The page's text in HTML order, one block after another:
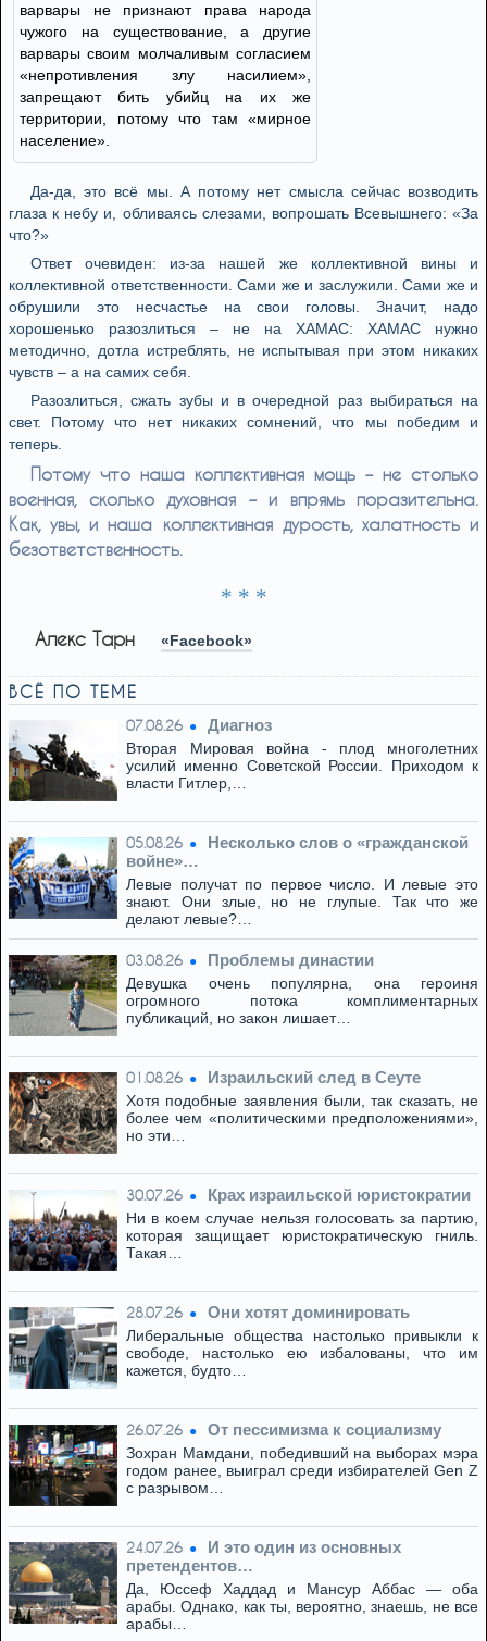
варвары не признают права народа
чужого на существование, а другие
варвары своим молчаливым согласием
«непротивления злу насилием»,
запрещают бить убийц на их же
территории, потому что там «мирное
население».
Да-да, это всё мы. А потому нет смысла сейчас возводить
глаза к небу и, обливаясь слезами, вопрошать Всевышнего: «За
что?»
Ответ очевиден: из-за нашей же коллективной вины и
коллективной ответственности. Сами же и заслужили. Сами же и
обрушили это несчастье на свои головы. Значит, надо
хорошенько разозлиться – не на ХАМАС: ХАМАС нужно
методично, дотла истреблять, не испытывая при этом никаких
чувств – а на самих себя.
Разозлиться, сжать зубы и в очередной раз выбираться на
свет. Потому что нет никаких сомнений, что мы победим и
теперь.
Потому что наша коллективная мощь – не столько
военная, сколько духовная – и впрямь поразительна.
Как, увы, и наша коллективная дурость, халатность и
безответственность.
* * *
Алекс Тарн «Facebook»
ВСЁ ПО ТЕМЕ
07.08.26 Диагноз
Вторая Мировая война - плод многолетних
усилий именно Советской России. Приходом к
власти Гитлер,…
05.08.26
Несколько слов о «гражданской
войне»…
Левые получат по первое число. И левые это
знают. Они злые, но не глупые. Так что же
делают левые?…
03.08.26 Проблемы династии
Девушка очень популярна, она героиня
огромного потока комплиментарных
публикаций, но закон лишает…
01.08.26 Израильский след в Сеуте
Хотя подобные заявления были, так сказать, не
более чем «политическими предположениями»,
но эти…
30.07.26 Крах израильской юристократии
Ни в коем случае нельзя голосовать за партию,
которая защищает юристократическую гниль.
Такая…
28.07.26 Они хотят доминировать
Либеральные общества настолько привыкли к
свободе, настолько ею избалованы, что им
кажется, будто…
26.07.26 От пессимизма к социализму
Зохран Мамдани, победивший на выборах мэра
годом ранее, выиграл среди избирателей Gen Z
с разрывом…
24.07.26
И это один из основных
претендентов…
Да, Юссеф Хаддад и Мансур Аббас — оба
арабы. Однако, как ты, вероятно, знаешь, не все
арабы…